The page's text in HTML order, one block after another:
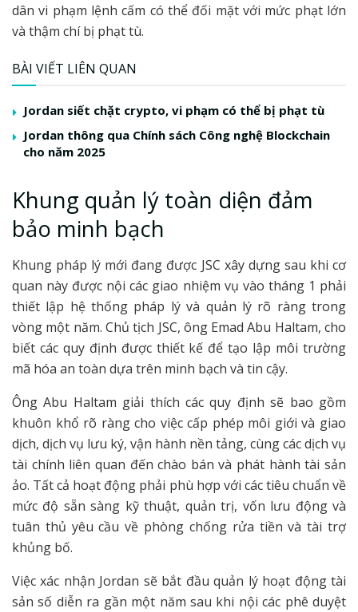
dân vi phạm lệnh cấm có thể đối mặt với mức phạt lớn
và thậm chí bị phạt tù.
BÀI VIẾT LIÊN QUAN
Jordan siết chặt crypto, vi phạm có thể bị phạt tù
Jordan thông qua Chính sách Công nghệ Blockchain
cho năm 2025
Khung quản lý toàn diện đảm
bảo minh bạch
Khung pháp lý mới đang được JSC xây dựng sau khi cơ
quan này được nội các giao nhiệm vụ vào tháng 1 phải
thiết lập hệ thống pháp lý và quản lý rõ ràng trong
vòng một năm. Chủ tịch JSC, ông Emad Abu Haltam, cho
biết các quy định được thiết kế để tạo lập môi trường
mã hóa an toàn dựa trên minh bạch và tin cậy.
Ông Abu Haltam giải thích các quy định sẽ bao gồm
khuôn khổ rõ ràng cho việc cấp phép môi giới và giao
dịch, dịch vụ lưu ký, vận hành nền tảng, cùng các dịch vụ
tài chính liên quan đến chào bán và phát hành tài sản
ảo. Tất cả hoạt động phải phù hợp với các tiêu chuẩn về
mức độ sẵn sàng kỹ thuật, quản trị, vốn lưu động và
tuân thủ yêu cầu về phòng chống rửa tiền và tài trợ
khủng bố.
Việc xác nhận Jordan sẽ bắt đầu quản lý hoạt động tài
sản số diễn ra gần một năm sau khi nội các phê duyệt